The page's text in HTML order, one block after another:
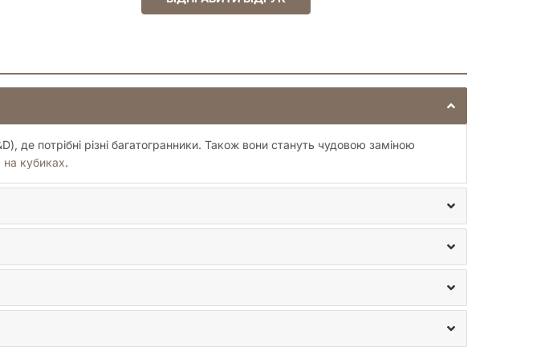
де потрібні різні багатогранники. Також вони стануть чудовою заміною
на кубиках.